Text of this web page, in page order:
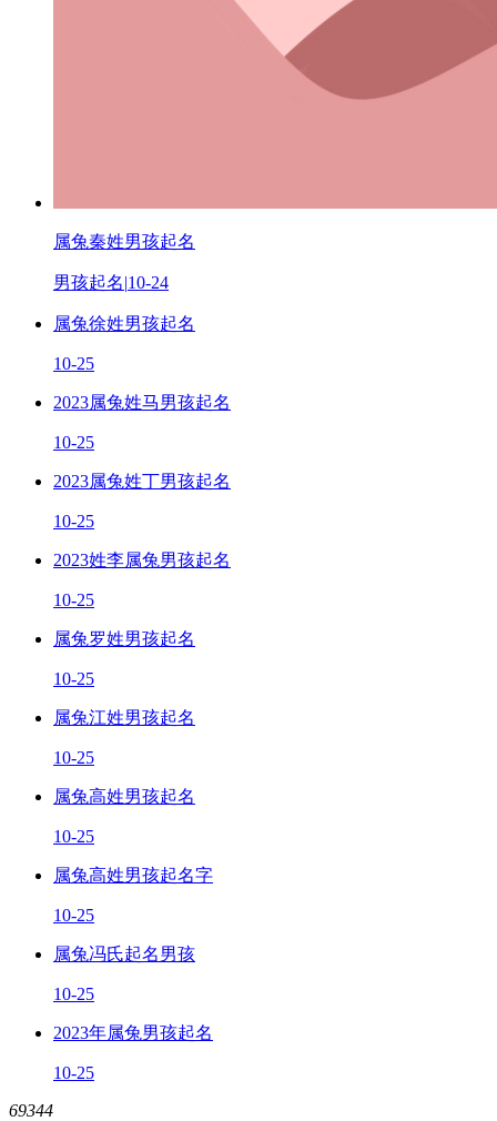
属兔秦姓男孩起名
男孩起名|10-24
属兔徐姓男孩起名
10-25
2023属兔姓马男孩起名
10-25
2023属兔姓丁男孩起名
10-25
2023姓李属兔男孩起名
10-25
属兔罗姓男孩起名
10-25
属兔江姓男孩起名
10-25
属兔高姓男孩起名
10-25
属兔高姓男孩起名字
10-25
属兔冯氏起名男孩
10-25
2023年属兔男孩起名
10-25
69344